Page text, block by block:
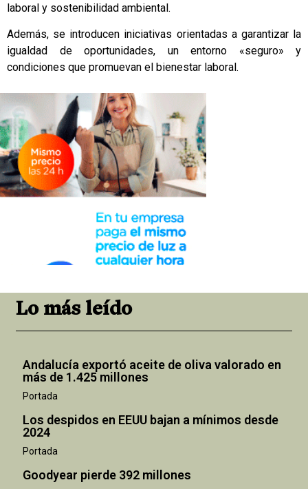
laboral y sostenibilidad ambiental.
Además, se introducen iniciativas orientadas a garantizar la
igualdad de oportunidades, un entorno «seguro» y
condiciones que promuevan el bienestar laboral.
Lo más leído
Andalucía exportó aceite de oliva valorado en
más de 1.425 millones
Portada
Los despidos en EEUU bajan a mínimos desde
2024
Portada
Goodyear pierde 392 millones